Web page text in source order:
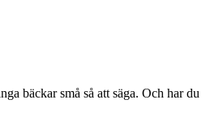
bäckar små så att säga. Och har du